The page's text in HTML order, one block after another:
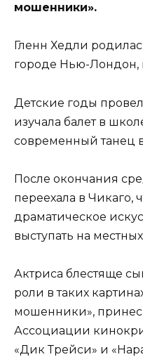
мошенники».
Гленн Хедли
городе Нью-Лондон,
Детские годы
изучала балет в
современный танец
После окончания
переехала в Чикаго,
драматическое
выступать на
Актриса блестяще
роли в таких
мошенники»,
Ассоциации
«Дик Трейси» и